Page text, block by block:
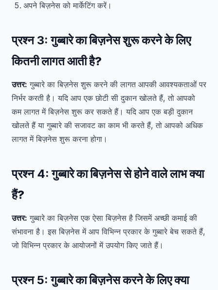
अपने बिज़नेस को मार्केटिंग करें।
प्रश्न 3: गुब्बारे का बिज़नेस शुरू करने के लिए
कितनी लागत आती है?
उत्तर: गुब्बारे का बिज़नेस शुरू करने की लागत आपकी आवश्यकताओं पर
निर्भर करती है। यदि आप एक छोटी सी दुकान खोलते हैं, तो आपको
कम लागत में बिज़नेस शुरू कर सकते हैं। यदि आप एक बड़ी दुकान
खोलते हैं या गुब्बारे की सजावट का काम भी करते हैं, तो आपको अधिक
लागत में बिज़नेस शुरू करना होगा।
प्रश्न 4: गुब्बारे का बिज़नेस से होने वाले लाभ क्या
हैं?
उत्तर: गुब्बारे का बिज़नेस एक ऐसा बिज़नेस है जिसमें अच्छी कमाई की
संभावना है। इस बिज़नेस में आप विभिन्न प्रकार के गुब्बारे बेच सकते हैं,
जो विभिन्न प्रकार के आयोजनों में उपयोग किए जाते हैं।
प्रश्न 5: गुब्बारे का बिज़नेस करने के लिए क्या